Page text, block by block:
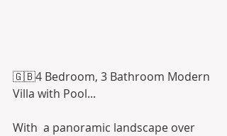
🇬🇧4 Bedroom, 3 Bathroom Modern
Villa with Pool...
With  a panoramic landscape over